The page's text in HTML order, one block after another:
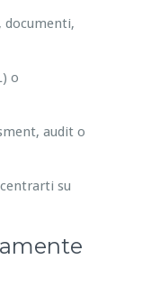
documenti,
o
audit o
su